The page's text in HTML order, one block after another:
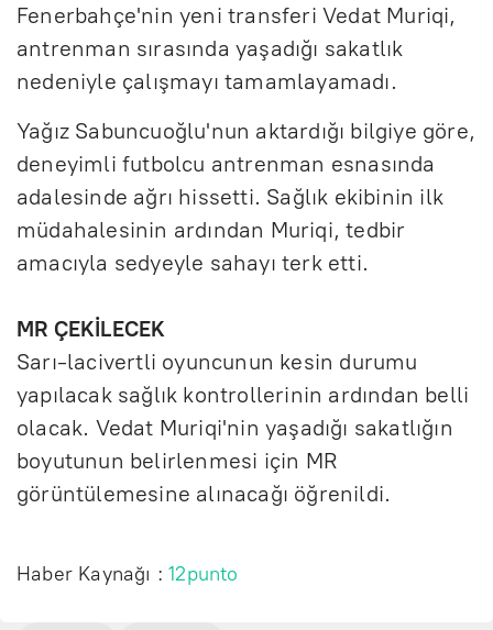
Fenerbahçe'nin yeni transferi Vedat Muriqi,
antrenman sırasında yaşadığı sakatlık
nedeniyle çalışmayı tamamlayamadı.
Yağız Sabuncuoğlu'nun aktardığı bilgiye göre,
deneyimli futbolcu antrenman esnasında
adalesinde ağrı hissetti. Sağlık ekibinin ilk
müdahalesinin ardından Muriqi, tedbir
amacıyla sedyeyle sahayı terk etti.
MR ÇEKİLECEK
Sarı-lacivertli oyuncunun kesin durumu
yapılacak sağlık kontrollerinin ardından belli
olacak. Vedat Muriqi'nin yaşadığı sakatlığın
boyutunun belirlenmesi için MR
görüntülemesine alınacağı öğrenildi.
Haber Kaynağı :12punto